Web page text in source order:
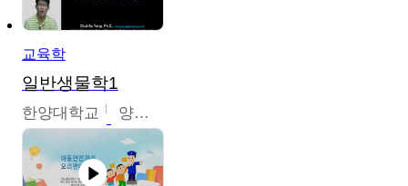
교육학
일반생물학1
한양대학교 양철수